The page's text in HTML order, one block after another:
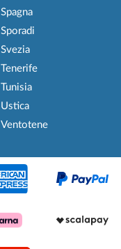
Spagna
Sporadi
Svezia
Tenerife
Tunisia
Ustica
Ventotene